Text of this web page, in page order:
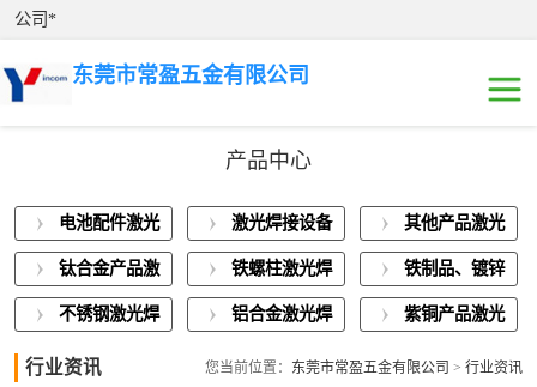
公司*
东莞市常盈五金有限公司
产品中心
电池配件激光
焊接
激光焊接设备
展示
其他产品激光
焊接
钛合金产品激
光焊接
铁螺柱激光焊
接加工
铁制品、镀锌
板激光焊接
不锈钢激光焊
铝合金激光焊
紫铜产品激光
行业资讯 您当前位置： 东莞市常盈五金有限公司 > 行业资讯
接
激光焊接设备展
示
其他产品激光焊